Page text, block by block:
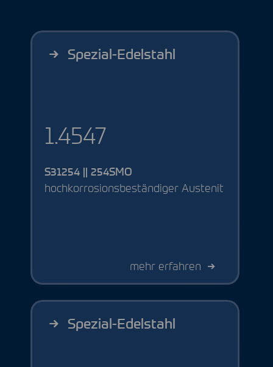
Spezial-Edelstahl
1.4547
S31254 || 254SMO
hochkorrosionsbeständiger Austenit
mehr erfahren
Spezial-Edelstahl